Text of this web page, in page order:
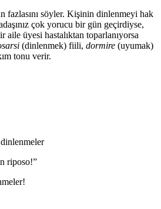
fazlasını söyler. Kişinin dinlenmeyi hak
çok yorucu bir gün geçirdiyse,
aile üyesi hastalıktan toparlanıyorsa
(dinlenmek) fiili, dormire (uyumak)
tonu verir.
riposo!”